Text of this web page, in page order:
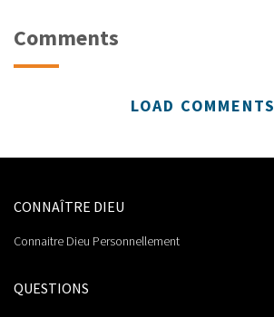
Comments
LOAD COMMENTS
CONNAÎTRE DIEU
Connaitre Dieu Personnellement
QUESTIONS